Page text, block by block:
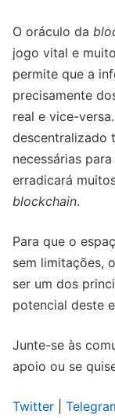
O oráculo da
jogo vital e
permite que a
precisamente
real e vice-
descentralizado
necessárias
erradicará
blockchain.
Para que o
sem limitações,
ser um dos
potencial deste
Junte-se às
apoio ou se
Twitter